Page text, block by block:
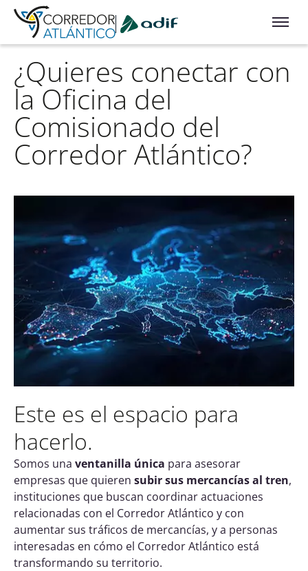
Ir a contenido principal
¿Quieres conectar con
la Oficina del
Comisionado del
Corredor Atlántico?
Este es el espacio para
hacerlo.
Somos una ventanilla única para asesorar
empresas que quieren subir sus mercancías al tren,
instituciones que buscan coordinar actuaciones
relacionadas con el Corredor Atlántico y con
aumentar sus tráficos de mercancías, y a personas
interesadas en cómo el Corredor Atlántico está
transformando su territorio.